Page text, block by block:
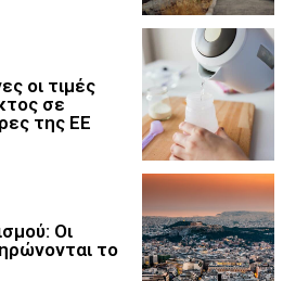
οι τιμές
σε
της ΕΕ
Οι
το